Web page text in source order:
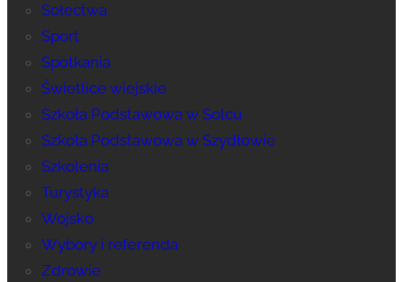
Sołectwa
Sport
Spotkania
Świetlice wiejskie
Szkoła Podstawowa w Solcu
Szkoła Podstawowa w Szydłowie
Szkolenia
Turystyka
Wojsko
Wybory i referenda
Zdrowie